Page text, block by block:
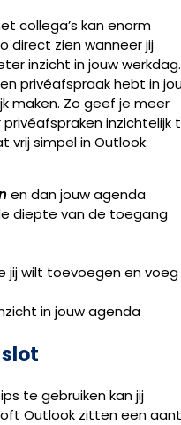
collega’s kan enorm
direct zien wanneer jij
inzicht in jouw werkdag.
privéafspraak hebt in
maken. Zo geef je meer
inzichtelijk
vrij simpel in Outlook:
en dan jouw agenda
diepte van de toegang
jij wilt toevoegen en voeg
in jouw agenda
te gebruiken kan jij
Outlook zitten een